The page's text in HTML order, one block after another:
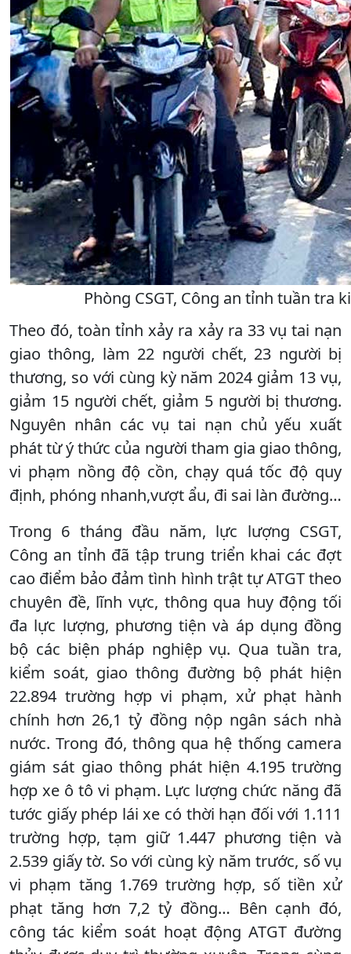
Phòng CSGT, Công an tỉnh tuần
Theo đó, toàn tỉnh xảy ra xảy ra 33 vụ tai nạn
giao thông, làm 22 người chết, 23 người bị
thương, so với cùng kỳ năm 2024 giảm 13 vụ,
giảm 15 người chết, giảm 5 người bị thương.
Nguyên nhân các vụ tai nạn chủ yếu xuất
phát từ ý thức của người tham gia giao thông,
vi phạm nồng độ cồn, chạy quá tốc độ quy
định, phóng nhanh,vượt ẩu, đi sai làn đường…
Trong 6 tháng đầu năm, lực lượng CSGT,
Công an tỉnh đã tập trung triển khai các đợt
cao điểm bảo đảm tình hình trật tự ATGT theo
chuyên đề, lĩnh vực, thông qua huy động tối
đa lực lượng, phương tiện và áp dụng đồng
bộ các biện pháp nghiệp vụ. Qua tuần tra,
kiểm soát, giao thông đường bộ phát hiện
22.894 trường hợp vi phạm, xử phạt hành
chính hơn 26,1 tỷ đồng nộp ngân sách nhà
nước. Trong đó, thông qua hệ thống camera
giám sát giao thông phát hiện 4.195 trường
hợp xe ô tô vi phạm. Lực lượng chức năng đã
tước giấy phép lái xe có thời hạn đối với 1.111
trường hợp, tạm giữ 1.447 phương tiện và
2.539 giấy tờ. So với cùng kỳ năm trước, số vụ
vi phạm tăng 1.769 trường hợp, số tiền xử
phạt tăng hơn 7,2 tỷ đồng… Bên cạnh đó,
công tác kiểm soát hoạt động ATGT đường